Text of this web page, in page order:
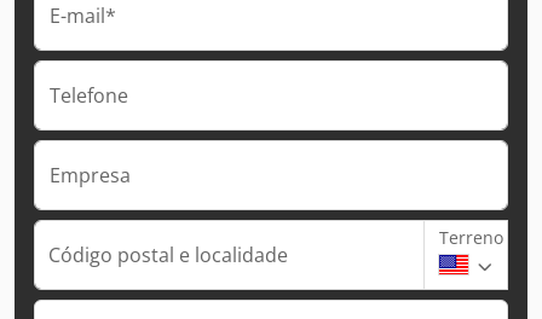
E-mail*
Telefone
Empresa
Código postal e localidade
Terreno